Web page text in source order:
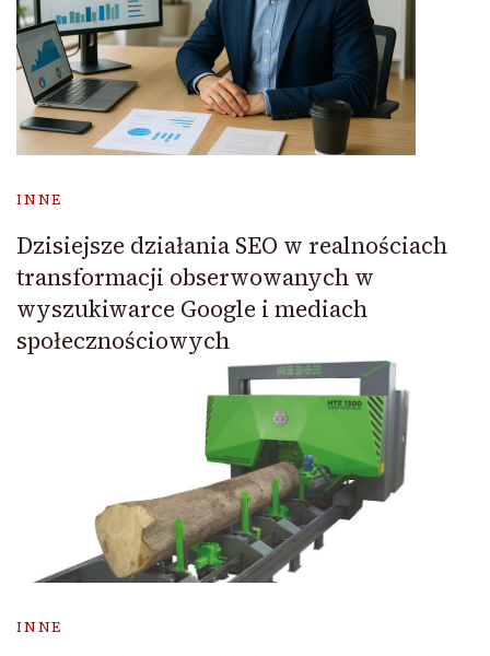
INNE
Dzisiejsze działania SEO w realnościach
transformacji obserwowanych w
wyszukiwarce Google i mediach
społecznościowych
INNE